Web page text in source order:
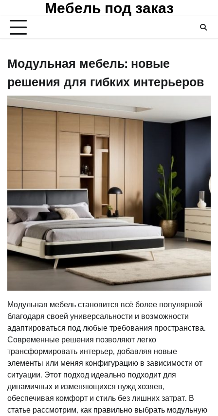
content
Мебель под заказ
Модульная мебель: новые
решения для гибких интерьеров
Модульная мебель становится всё более популярной
благодаря своей универсальности и возможности
адаптироваться под любые требования пространства.
Современные решения позволяют легко
трансформировать интерьер, добавляя новые
элементы или меняя конфигурацию в зависимости от
ситуации. Этот подход идеально подходит для
динамичных и изменяющихся нужд хозяев,
обеспечивая комфорт и стиль без лишних затрат. В
статье рассмотрим, как правильно выбрать модульную